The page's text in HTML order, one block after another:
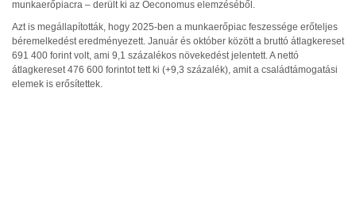
munkaerőpiacra – derült ki az Oeconomus elemzéséből.
Azt is megállapították, hogy 2025-ben a munkaerőpiac feszessége erőteljes
béremelkedést eredményezett. Január és október között a bruttó átlagkereset
691 400 forint volt, ami 9,1 százalékos növekedést jelentett. A nettó
átlagkereset 476 600 forintot tett ki (+9,3 százalék), amit a családtámogatási
elemek is erősítettek.